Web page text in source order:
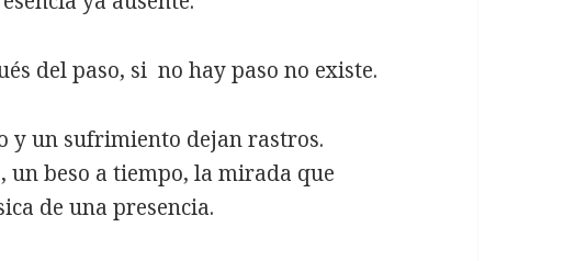
del paso, si no hay paso no existe.
y un sufrimiento dejan rastros.
un beso a tiempo, la mirada que
de una presencia.